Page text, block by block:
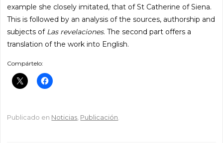
example she closely imitated, that of St Catherine of Siena.
This is followed by an analysis of the sources, authorship and
subjects of Las revelaciones. The second part offers a
translation of the work into English.
Compártelo:
Publicado en Noticias Publicación